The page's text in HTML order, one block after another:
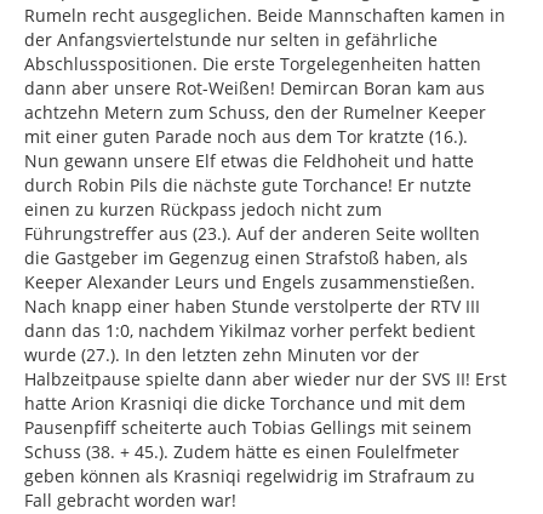
Rumeln recht ausgeglichen. Beide Mannschaften kamen in
der Anfangsviertelstunde nur selten in gefährliche
Abschlusspositionen. Die erste Torgelegenheiten hatten
dann aber unsere Rot-Weißen! Demircan Boran kam aus
achtzehn Metern zum Schuss, den der Rumelner Keeper
mit einer guten Parade noch aus dem Tor kratzte (16.).
Nun gewann unsere Elf etwas die Feldhoheit und hatte
durch Robin Pils die nächste gute Torchance! Er nutzte
einen zu kurzen Rückpass jedoch nicht zum
Führungstreffer aus (23.). Auf der anderen Seite wollten
die Gastgeber im Gegenzug einen Strafstoß haben, als
Keeper Alexander Leurs und Engels zusammenstießen.
Nach knapp einer haben Stunde verstolperte der RTV III
dann das 1:0, nachdem Yikilmaz vorher perfekt bedient
wurde (27.). In den letzten zehn Minuten vor der
Halbzeitpause spielte dann aber wieder nur der SVS II! Erst
hatte Arion Krasniqi die dicke Torchance und mit dem
Pausenpfiff scheiterte auch Tobias Gellings mit seinem
Schuss (38. + 45.). Zudem hätte es einen Foulelfmeter
geben können als Krasniqi regelwidrig im Strafraum zu
Fall gebracht worden war!